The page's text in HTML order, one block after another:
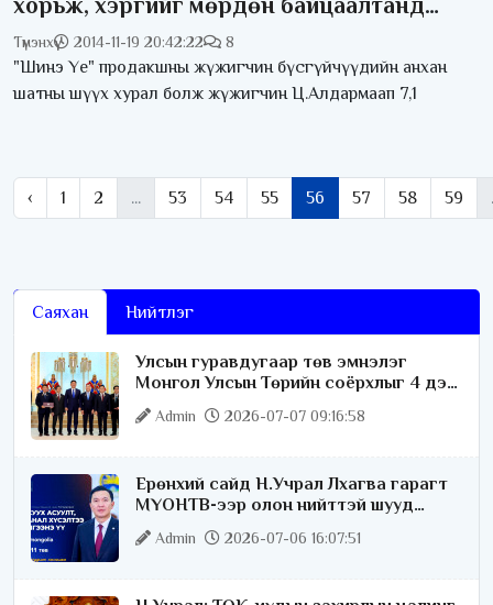
буцаалаа
Түмэнхүү 2014-11-19 20:42:22 8
"Шинэ Үе" продакшны жүжигчин бүсгүйчүүдийн анхан
шатны шүүх хурал болж жүжигчин Ц.Алдармаап 7,1
‹ 1 2 ... 53 54 55 56 57 58 59
Саяхан Нийтлэг
Улсын гуравдугаар төв эмнэлэг
Монгол Улсын Төрийн соёрхлыг 4 дэх
удаагаа хүртлээ
Admin 2026-07-07 09:16:58
Ерөнхий сайд Н.Учрал Лхагва гарагт
МҮОНТВ-ээр олон нийттэй шууд
ярилцана
Admin 2026-07-06 16:07:51